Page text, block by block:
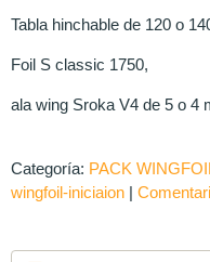
Tabla hinchable de 120 o
Foil S classic 1750,
ala wing Sroka V4 de 5 o 4
Categoría: PACK
wingfoil-iniciaion |